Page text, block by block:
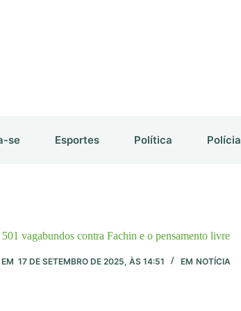
se Esportes Política Polícia
501 vagabundos contra Fachin e o pensamento livre
EM 17 DE SETEMBRO DE 2025, ÀS 14:51 EM NOTÍCIA